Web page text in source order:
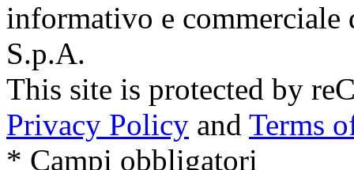
informativo e
S.p.A.
This site is protected by
Privacy Policy and Terms
* Campi obbligatori